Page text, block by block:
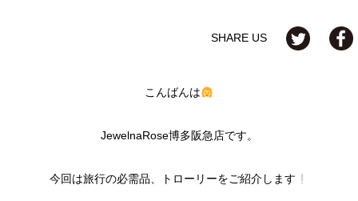
SHARE US
こんばんは
JewelnaRose博多阪急店です。
今回は旅行の必需品、トローリーをご紹介します